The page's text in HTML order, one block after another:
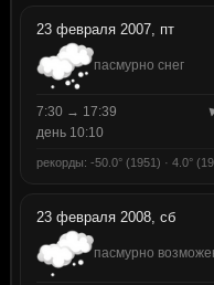
23 февраля 2007, пт
пасмурно снег
7:30 → 17:39
день 10:10
рекорды: -50.0° (1951) · 4.0°
23 февраля 2008, сб
пасмурно